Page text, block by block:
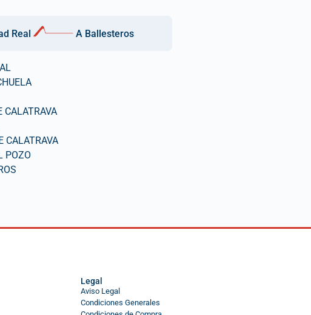
Real A Ballesteros
CALATRAVA
CALATRAVA
POZO
Legal
Aviso Legal
Condiciones Generales